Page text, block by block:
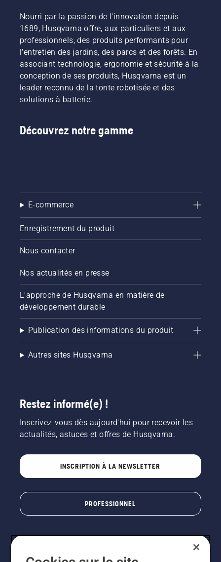
Nourri par la passion de l'innovation depuis
1689, Husqvarna offre, aux particuliers et aux
professionnels, des produits performants pour
l’entretien des jardins, des parcs et des forêts. En
associant technologie, ergonomie et sécurité à la
conception de ses produits, Husqvarna est un
leader reconnu de la tonte robotisée et des
solutions à batterie.
Découvrez notre gamme
E-commerce
Enregistrement du produit
Nous contacter
Nos actualités en presse
L'approche de Husqvarna en matière de
développement durable
Publication des informations du produit
Autres sites Husqvarna
Restez informé(e) !
Inscrivez-vous dès aujourd'hui pour recevoir les
actualités, astuces et offres de Husqvarna.
INSCRIPTION À LA NEWSLETTER
PROFESSIONNEL